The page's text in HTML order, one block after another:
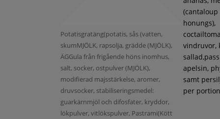
Potatisgratäng(potatis, sås (vatten,
skumMJÖLK, rapsolja, grädde (MJÖLK),
ÄGGula från frigående höns inomhus,
salt, socker, ostpulver (MJÖLK),
modifierad majsstärkelse, aromer,
druvsocker, stabiliseringsmedel:
guarkärnmjöl och difosfater, kryddor,
lökpulver, vitlökspulver, Pastrami(Kött
(cantaloup
honungs),
vindruvor,
apelsin,
samt
per